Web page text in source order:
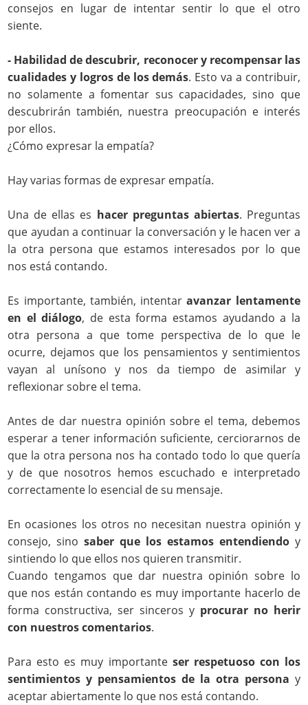
consejos en lugar de intentar sentir lo que el otro
siente.
- Habilidad de descubrir, reconocer y recompensar las
cualidades y logros de los demás. Esto va a contribuir,
no solamente a fomentar sus capacidades, sino que
descubrirán también, nuestra preocupación e interés
por ellos.
¿Cómo expresar la empatía?
Hay varias formas de expresar empatía.
Una de ellas es hacer preguntas abiertas. Preguntas
que ayudan a continuar la conversación y le hacen ver a
la otra persona que estamos interesados por lo que
nos está contando.
Es importante, también, intentaravanzar lentamente
en el diálogo, de esta forma estamos ayudando a la
otra persona a que tome perspectiva de lo que le
ocurre, dejamos que los pensamientos y sentimientos
vayan al unísono y nos da tiempo de asimilar y
reflexionar sobre el tema.
Antes de dar nuestra opinión sobre el tema, debemos
esperar a tener información suficiente, cerciorarnos de
que la otra persona nos ha contado todo lo que quería
y de que nosotros hemos escuchado e interpretado
correctamente lo esencial de su mensaje.
En ocasiones los otros no necesitan nuestra opinión y
consejo, sinosaber que los estamos entendiendoy
sintiendo lo que ellos nos quieren transmitir.
Cuando tengamos que dar nuestra opinión sobre lo
que nos están contando es muy importante hacerlo de
forma constructiva, ser sinceros y procurar no herir
con nuestros comentarios.
Para esto es muy importante ser respetuoso con los
sentimientos y pensamientos de la otra persona y
aceptar abiertamente lo que nos está contando.